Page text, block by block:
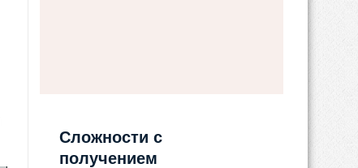
Сложности с
получением